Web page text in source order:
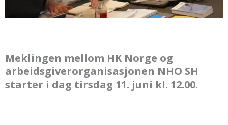
Meklingen mellom HK Norge og
arbeidsgiverorganisasjonen NHO SH
starter i dag tirsdag 11. juni kl. 12.00.